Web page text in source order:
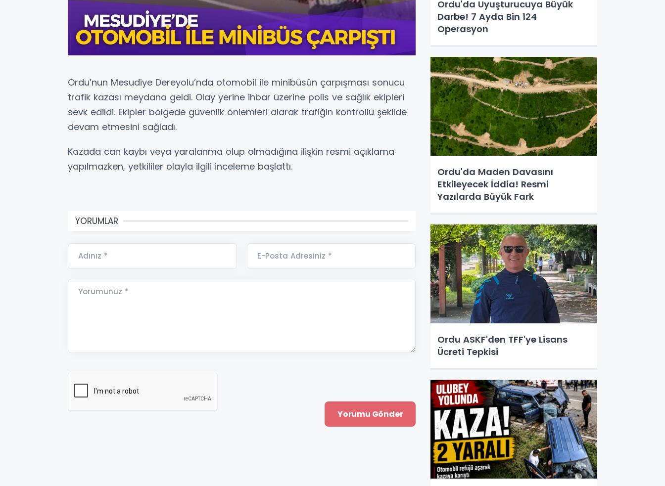
Ordu’nun Mesudiye Dereyolu’nda otomobil ile minibüsün çarpışması sonucu
trafik kazası meydana geldi. Olay yerine ihbar üzerine polis ve sağlık ekipleri
sevk edildi. Ekipler bölgede güvenlik önlemleri alarak trafiğin kontrollü şekilde
devam etmesini sağladı.
Kazada can kaybı veya yaralanma olup olmadığına ilişkin resmi açıklama
yapılmazken, yetkililer olayla ilgili inceleme başlattı.
YORUMLAR
Adınız * E-Posta Adresiniz *
Yorumunuz *
Ordu'da Uyuşturucuya Büyük
Darbe! 7 Ayda Bin 124
Operasyon
Ordu'da Maden Davasını
Etkileyecek İddia! Resmi
Yazılarda Büyük Fark
Ordu ASKF'den TFF'ye Lisans
Ücreti Tepkisi